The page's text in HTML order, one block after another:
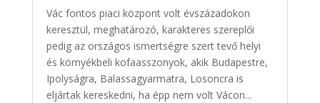
Vác fontos piaci központ volt évszázadokon
keresztül, meghatározó, karakteres szereplői
pedig az országos ismertségre szert tevő helyi
és környékbeli kofaasszonyok, akik Budapestre,
Ipolyságra, Balassagyarmatra, Losoncra is
eljártak kereskedni, ha épp nem volt Vácon...